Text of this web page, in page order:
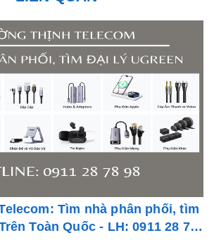
Tìm nhà phân phối, tìm
Toàn Quốc - LH: 0911 28 78